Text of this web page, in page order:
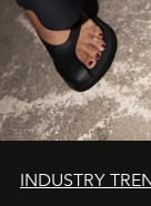
INDUSTRY